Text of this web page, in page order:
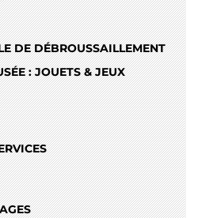
DE DÉBROUSSAILLEMENT
: JOUETS & JEUX